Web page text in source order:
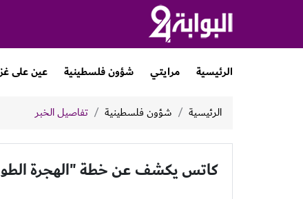
الرئيسية مرايتي شؤون فلسطينية عين على
الرئيسية شؤون فلسطينية تفاصيل الخبر
كاتس يكشف عن خطة "الهجرة